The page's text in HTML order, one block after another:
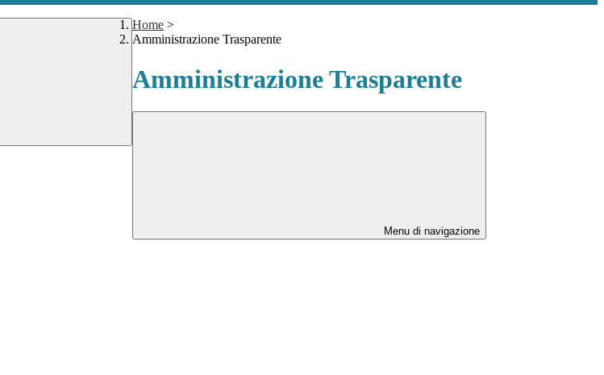
Home >
Amministrazione Trasparente
Amministrazione Trasparente
Menu di navigazione